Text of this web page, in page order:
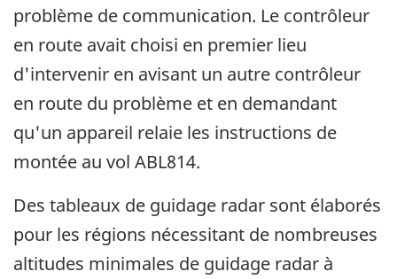
problème de communication. Le contrôleur
en route avait choisi en premier lieu
d'intervenir en avisant un autre contrôleur
en route du problème et en demandant
qu'un appareil relaie les instructions de
montée au vol ABL814.
Des tableaux de guidage radar sont élaborés
pour les régions nécessitant de nombreuses
altitudes minimales de guidage radar à